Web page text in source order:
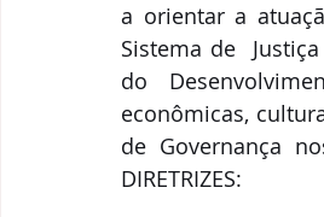
a orientar a
Sistema de
do
econômicas,
de Governança
DIRETRIZES: